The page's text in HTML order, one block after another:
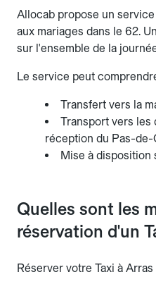
Allocab propose un
aux mariages dans le 62.
sur l'ensemble de la
Le service peut
Transfert vers la
Transport vers les
réception du Pas-de-
Mise à disposition
Quelles sont les
réservation d'un
Réserver votre Taxi à